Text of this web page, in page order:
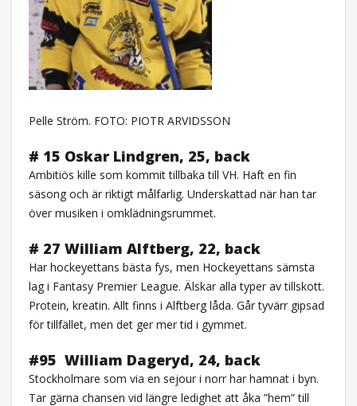
Pelle Ström. FOTO: PIOTR ARVIDSSON
# 15 Oskar Lindgren, 25, back
Ambitiös kille som kommit tillbaka till VH. Haft en fin
säsong och är riktigt målfarlig. Underskattad när han tar
över musiken i omklädningsrummet.
# 27 William Alftberg, 22, back
Har hockeyettans bästa fys, men Hockeyettans sämsta
lag i Fantasy Premier League. Älskar alla typer av tillskott.
Protein, kreatin. Allt finns i Alftberg låda. Går tyvärr gipsad
för tillfället, men det ger mer tid i gymmet.
#95 William Dageryd, 24, back
Stockholmare som via en sejour i norr har hamnat i byn.
Tar gärna chansen vid längre ledighet att åka ”hem” till